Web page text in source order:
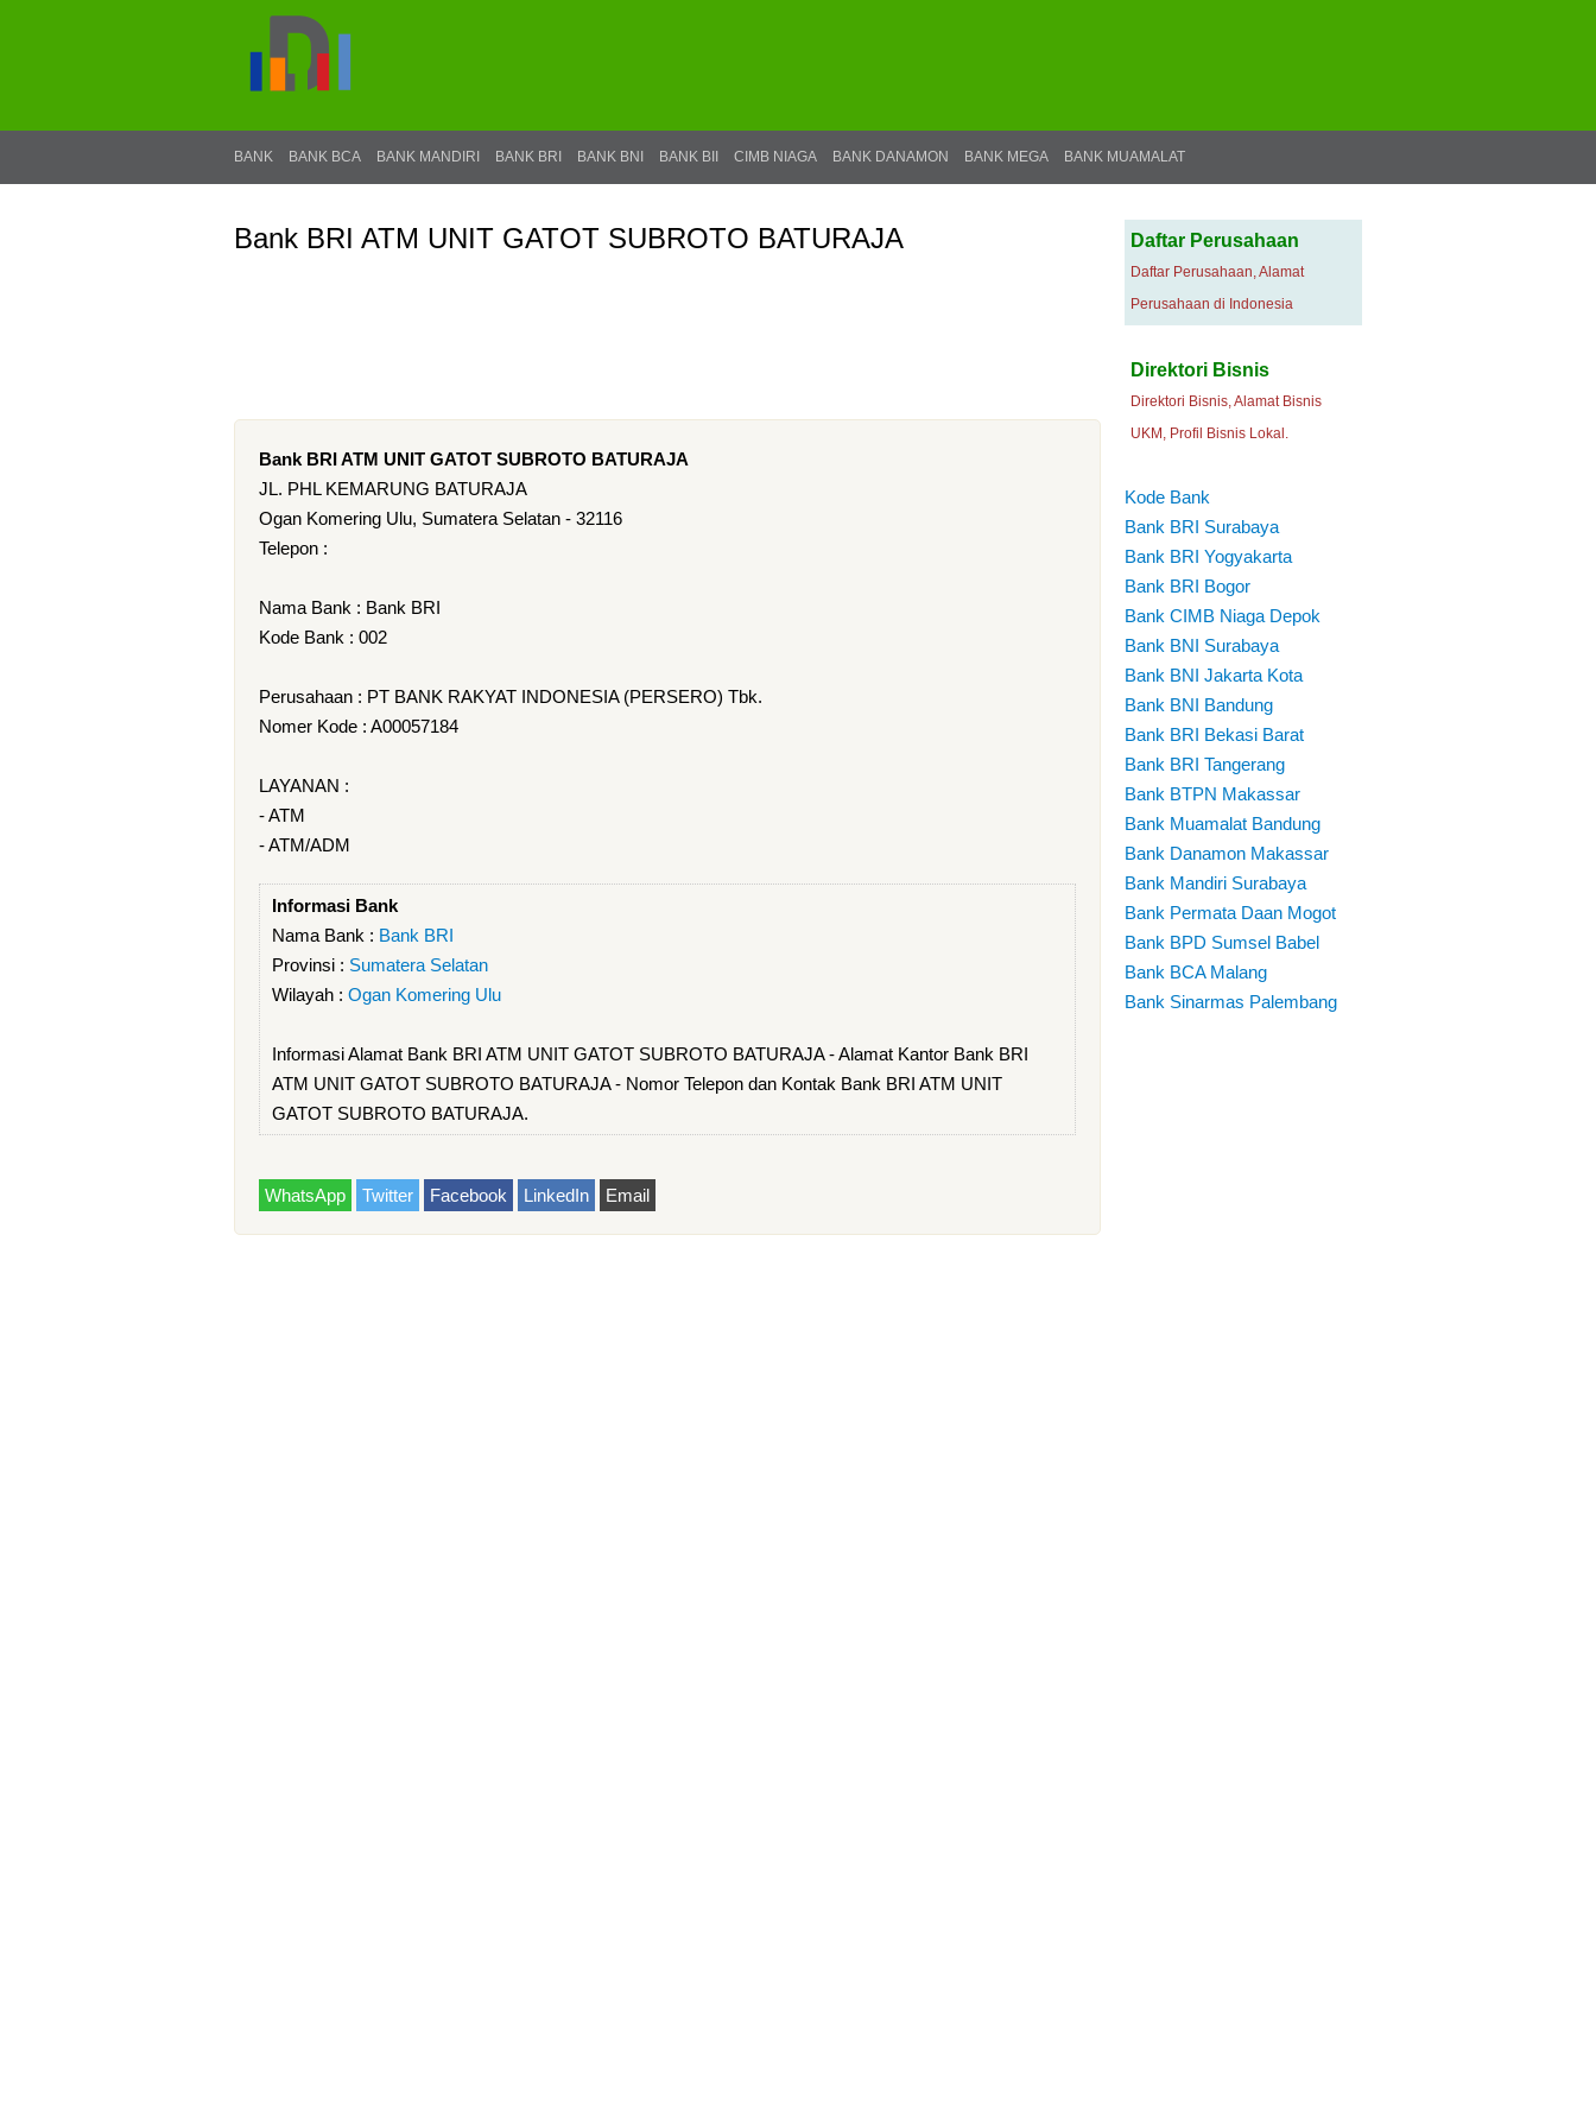
BANK BANK BCA BANK MANDIRI BANK BRI BANK BNI BANK BII CIMB NIAGA BANK DANAMON BANK MEGA BANK MUAMALAT
Bank BRI ATM UNIT GATOT SUBROTO BATURAJA
Bank BRI ATM UNIT GATOT SUBROTO BATURAJA
JL. PHL KEMARUNG BATURAJA
Ogan Komering Ulu, Sumatera Selatan - 32116
Telepon :
Nama Bank : Bank BRI
Kode Bank : 002
Perusahaan : PT BANK RAKYAT INDONESIA (PERSERO) Tbk.
Nomer Kode : A00057184
LAYANAN :
- ATM
- ATM/ADM
Informasi Bank
Nama Bank : Bank BRI
Provinsi : Sumatera Selatan
Wilayah : Ogan Komering Ulu
Informasi Alamat Bank BRI ATM UNIT GATOT SUBROTO BATURAJA - Alamat Kantor Bank BRI
ATM UNIT GATOT SUBROTO BATURAJA - Nomor Telepon dan Kontak Bank BRI ATM UNIT
GATOT SUBROTO BATURAJA.
WhatsApp Twitter Facebook LinkedIn Email
Daftar Perusahaan
Daftar Perusahaan, Alamat
Perusahaan di Indonesia
Direktori Bisnis
Direktori Bisnis, Alamat Bisnis
UKM, Profil Bisnis Lokal.
Kode Bank
Bank BRI Surabaya
Bank BRI Yogyakarta
Bank BRI Bogor
Bank CIMB Niaga Depok
Bank BNI Surabaya
Bank BNI Jakarta Kota
Bank BNI Bandung
Bank BRI Bekasi Barat
Bank BRI Tangerang
Bank BTPN Makassar
Bank Muamalat Bandung
Bank Danamon Makassar
Bank Mandiri Surabaya
Bank Permata Daan Mogot
Bank BPD Sumsel Babel
Bank BCA Malang
Bank Sinarmas Palembang